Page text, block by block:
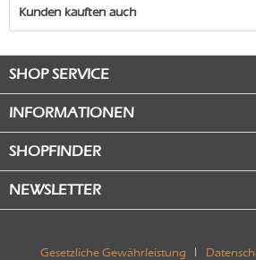
Kunden kauften auch
SHOP SERVICE
INFORMATIONEN
SHOPFINDER
NEWSLETTER
Gesetzliche Gewährleistung